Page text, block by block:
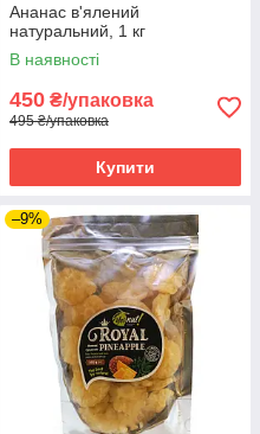
Ананас в'ялений
натуральний, 1 кг
В наявності
450 ₴/упаковка
495 ₴/упаковка
Купити
–9%